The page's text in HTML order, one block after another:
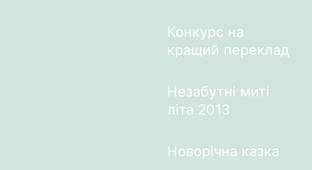
Конкурс на
кращий переклад
Незабутні миті
літа 2013
Новорічна казка